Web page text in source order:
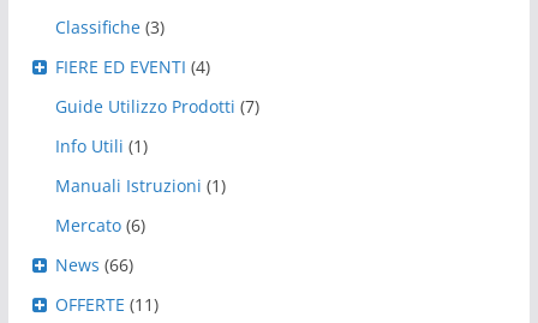
Classifiche (3)
FIERE ED EVENTI (4)
Guide Utilizzo Prodotti (7)
Info Utili (1)
Manuali Istruzioni (1)
Mercato (6)
News (66)
OFFERTE (11)